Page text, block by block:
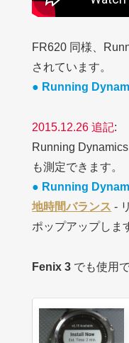
FR620 同様、
されています。
● Running
2015.12.26 追記:
Running
も測定できます。
● Running
地時間バランス -
ポップアップしま
Fenix 3 でも使用